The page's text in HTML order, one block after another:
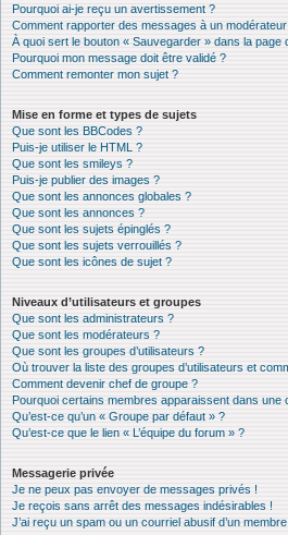
Pourquoi ai-je reçu un avertissement ?
Comment rapporter des messages à un
À quoi sert le bouton « Sauvegarder » dans la page
Pourquoi mon message doit être validé ?
Comment remonter mon sujet ?
Mise en forme et types de sujets
Que sont les BBCodes ?
Puis-je utiliser le HTML ?
Que sont les smileys ?
Puis-je publier des images ?
Que sont les annonces globales ?
Que sont les annonces ?
Que sont les sujets épinglés ?
Que sont les sujets verrouillés ?
Que sont les icônes de sujet ?
Niveaux d’utilisateurs et groupes
Que sont les administrateurs ?
Que sont les modérateurs ?
Que sont les groupes d’utilisateurs ?
Où trouver la liste des groupes d’utilisateurs et
Comment devenir chef de groupe ?
Pourquoi certains membres apparaissent dans une
Qu’est-ce qu’un « Groupe par défaut » ?
Qu’est-ce que le lien « L’équipe du forum » ?
Messagerie privée
Je ne peux pas envoyer de messages privés !
Je reçois sans arrêt des messages indésirables !
J’ai reçu un spam ou un courriel abusif d’un